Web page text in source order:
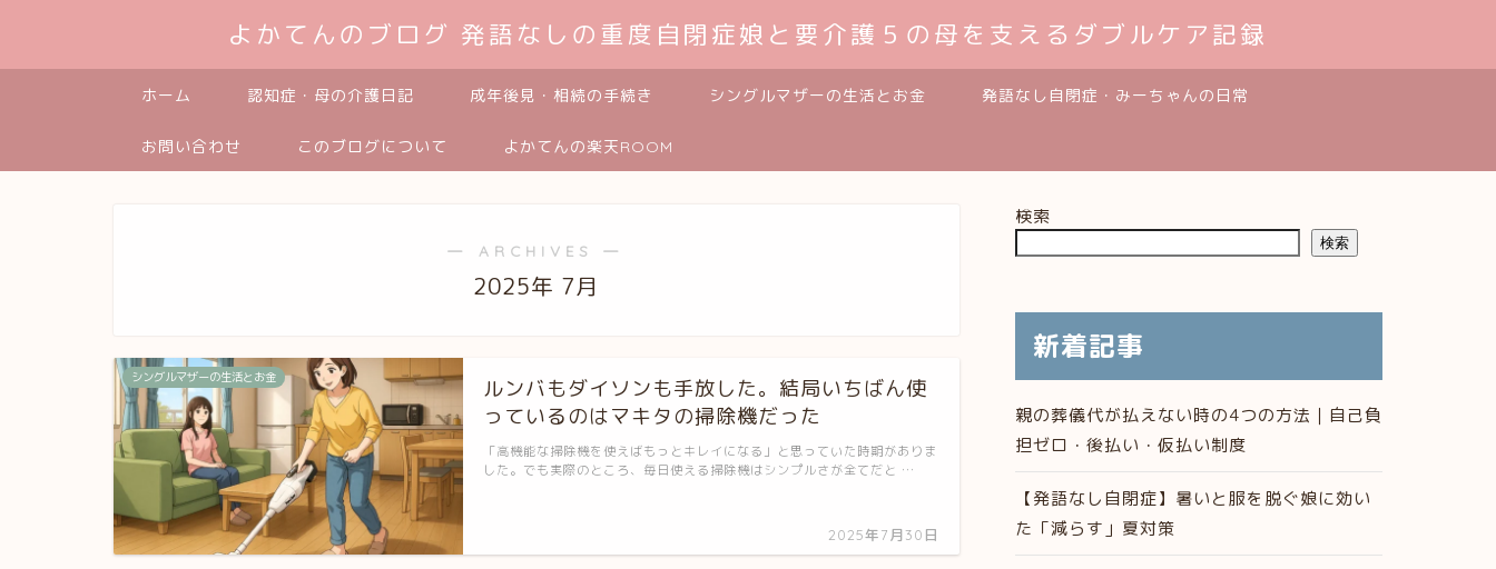
よかてんのブログ 発語なしの重度自閉症娘と要介護５の母を支えるダブルケア記録
ホーム 認知症・母の介護日記 成年後見・相続の手続き シングルマザーの生活とお金 発語なし自閉症・みーちゃんの日常
お問い合わせ このブログについて よかてんの楽天ROOM
― ARCHIVES ―
2025年 7月
シングルマザーの生活とお金
ルンバもダイソンも手放した。結局いちばん使
っているのはマキタの掃除機だった
2025年7月30日
「高機能な掃除機を使えばもっとキレイになる」と思っていた時期がありま
した。でも実際のところ、毎日使える掃除機はシンプルさが全てだと …
検索
検索
新着記事
親の葬儀代が払えない時の4つの方法｜自己負
担ゼロ・後払い・仮払い制度
【発語なし自閉症】暑いと服を脱ぐ娘に効い
た「減らす」夏対策